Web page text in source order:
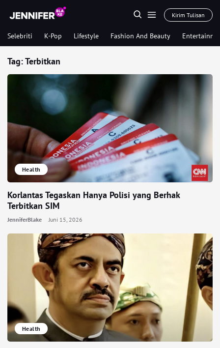
Kirim Tulisan
Selebriti K-Pop Lifestyle Fashion And Beauty
Tag:Terbitkan
Health
Korlantas Tegaskan Hanya Polisi yang Berhak
Terbitkan SIM
JenniferBlake Juni 15, 2026
Health